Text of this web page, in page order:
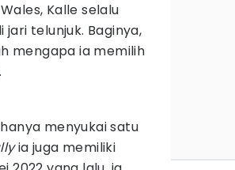
Kalle selalu
telunjuk. Baginya,
mengapa ia memilih
menyukai satu
ia juga memiliki